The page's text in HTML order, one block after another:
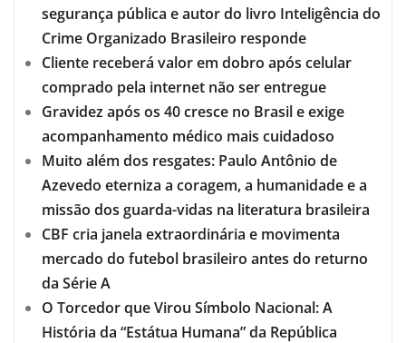
segurança pública e autor do livro Inteligência do
Crime Organizado Brasileiro responde
Cliente receberá valor em dobro após celular
comprado pela internet não ser entregue
Gravidez após os 40 cresce no Brasil e exige
acompanhamento médico mais cuidadoso
Muito além dos resgates: Paulo Antônio de
Azevedo eterniza a coragem, a humanidade e a
missão dos guarda-vidas na literatura brasileira
CBF cria janela extraordinária e movimenta
mercado do futebol brasileiro antes do returno
da Série A
O Torcedor que Virou Símbolo Nacional: A
História da “Estátua Humana” da República